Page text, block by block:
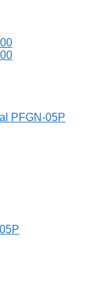
PFGN-05P